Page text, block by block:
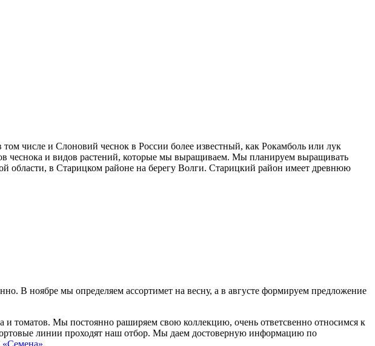
числе и Слоновий чеснок в России более известный, как Рокамболь или лук
чеснока и видов растений, которые мы выращиваем. Мы планируем выращивать
области, в Старицком районе на берегу Волги. Старицкий район имеет древнюю
В ноябре мы определяем ассортимет на весну, а в августе формируем предложение
и томатов. Мы постоянно раширяем свою коллекцию, очень ответсвенно относимся к
линии проходят наш отбор. Мы даем достоверную информацию по
«Семена»